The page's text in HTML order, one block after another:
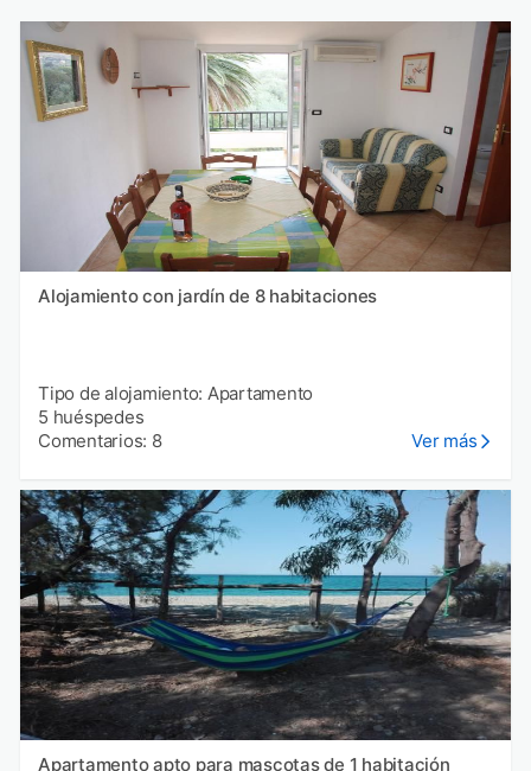
Alojamiento con jardín de 8 habitaciones
Tipo de alojamiento: Apartamento
5 huéspedes
Comentarios: 8
Ver más
Apartamento apto para mascotas de 1 habitación